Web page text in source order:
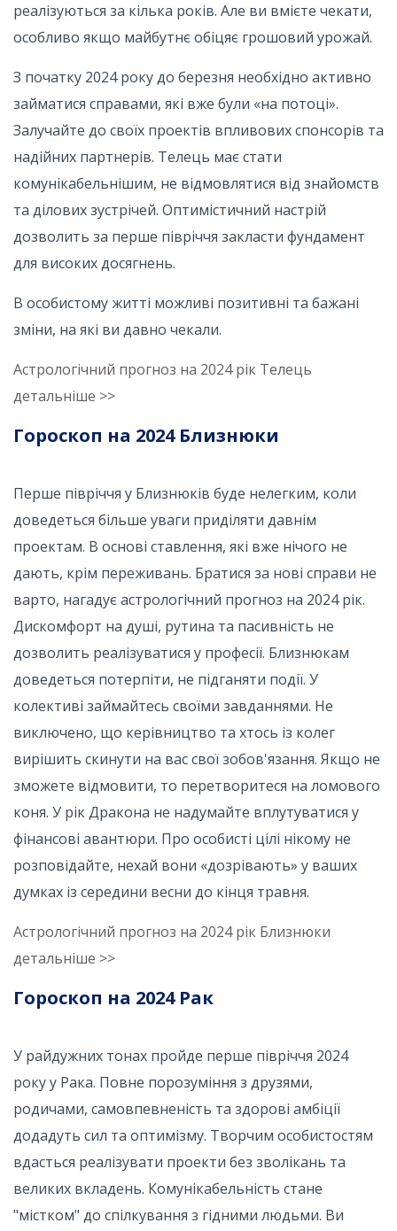
реалізуються за кілька років. Але ви вмієте чекати,
особливо якщо майбутнє обіцяє грошовий урожай.
З початку 2024 року до березня необхідно активно
займатися справами, які вже були «на потоці».
Залучайте до своїх проектів впливових спонсорів та
надійних партнерів. Телець має стати
комунікабельнішим, не відмовлятися від знайомств
та ділових зустрічей. Оптимістичний настрій
дозволить за перше півріччя закласти фундамент
для високих досягнень.
В особистому житті можливі позитивні та бажані
зміни, на які ви давно чекали.
Астрологічний прогноз на 2024 рік Телець
детальніше >>
Гороскоп на 2024 Близнюки
Перше півріччя у Близнюків буде нелегким, коли
доведеться більше уваги приділяти давнім
проектам. В основі ставлення, які вже нічого не
дають, крім переживань. Братися за нові справи не
варто, нагадує астрологічний прогноз на 2024 рік.
Дискомфорт на душі, рутина та пасивність не
дозволить реалізуватися у професії. Близнюкам
доведеться потерпіти, не підганяти події. У
колективі займайтесь своїми завданнями. Не
виключено, що керівництво та хтось із колег
вирішить скинути на вас свої зобов'язання. Якщо не
зможете відмовити, то перетворитеся на ломового
коня. У рік Дракона не надумайте вплутуватися у
фінансові авантюри. Про особисті цілі нікому не
розповідайте, нехай вони «дозрівають» у ваших
думках із середини весни до кінця травня.
Астрологічний прогноз на 2024 рік Близнюки
детальніше >>
Гороскоп на 2024 Рак
У райдужних тонах пройде перше півріччя 2024
року у Рака. Повне порозуміння з друзями,
родичами, самовпевненість та здорові амбіції
додадуть сил та оптимізму. Творчим особистостям
вдасться реалізувати проекти без зволікань та
великих вкладень. Комунікабельність стане
"містком" до спілкування з гідними людьми. Ви